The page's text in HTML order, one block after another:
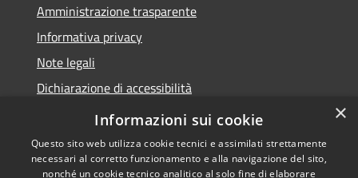
Amministrazione trasparente
Informativa privacy
Note legali
Dichiarazione di accessibilità
Moduli Privacy Amministrazione trasparente
×
Informazioni sui cookie
Questo sito web utilizza cookie tecnici e assimilati strettamente
necessari al corretto funzionamento e alla navigazione del sito,
nonché un cookie tecnico analitico al solo fine di elaborare